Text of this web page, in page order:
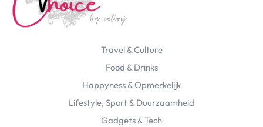
Travel & Culture
Food & Drinks
Happyness & Opmerkelijk
Lifestyle, Sport & Duurzaamheid
Gadgets & Tech